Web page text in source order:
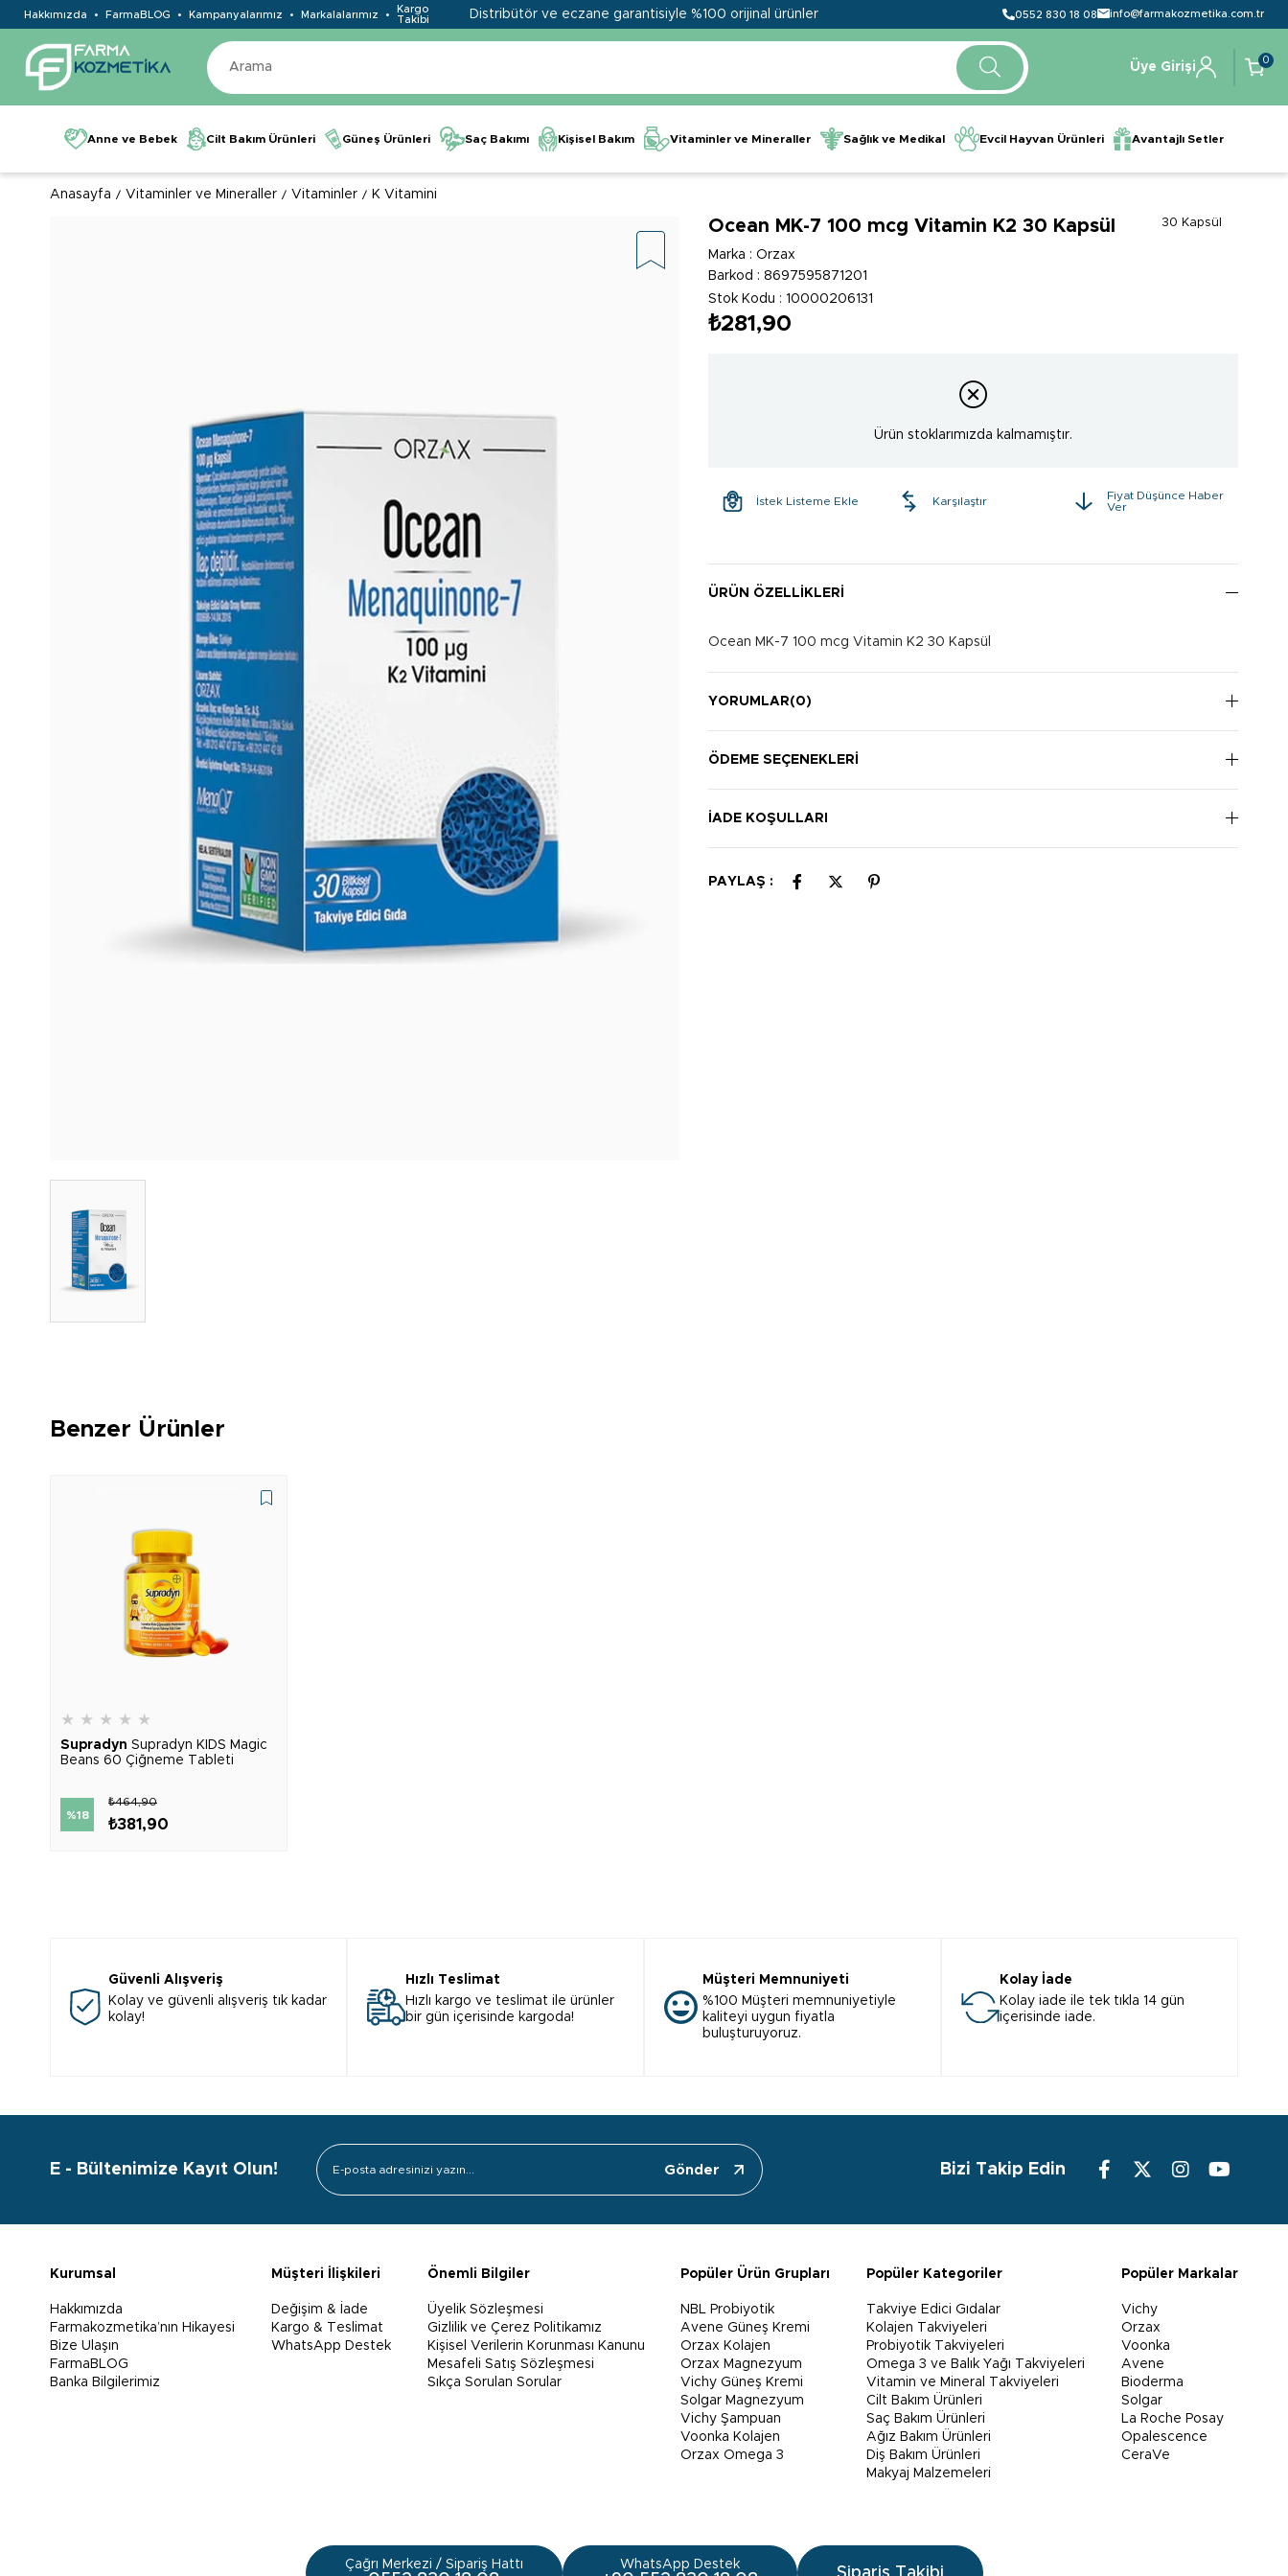
Hakkımızda FarmaBLOG Kampanyalarımız Markalalarımız
Kargo
Takibi
Distribütör ve eczane garantisiyle %100 orijinal ürünler 0552 830 18 08 info@farmakozmetika.com.tr
Üye Girişi
0
Anne ve Bebek Cilt Bakım Ürünleri Güneş Ürünleri Saç Bakımı Kişisel Bakım Vitaminler ve Mineraller Sağlık ve Medikal Evcil Hayvan Ürünleri Avantajlı Setler
Anasayfa Vitaminler ve Mineraller Vitaminler K Vitamini
30 Kapsül
Ocean MK-7 100 mcg Vitamin K2 30 Kapsül
Marka : Orzax
Barkod : 8697595871201
Stok Kodu
10000206131
₺281,90
Ürün stoklarımızda kalmamıştır.
İstek Listeme Ekle Karşılaştır
Fiyat Düşünce Haber
Ver
ÜRÜN ÖZELLIKLERI
Ocean MK-7 100 mcg Vitamin K2 30 Kapsül
YORUMLAR(0)
ÖDEME SEÇENEKLERI
İADE KOŞULLARI
PAYLAŞ :
Benzer Ürünler
★ ★ ★ ★ ★
Supradyn Supradyn KIDS Magic
Beans 60 Çiğneme Tableti
%18
₺381,90
₺464,90
Güvenli Alışveriş
Kolay ve güvenli alışveriş tık kadar
kolay!
Hızlı Teslimat
Hızlı kargo ve teslimat ile ürünler
bir gün içerisinde kargoda!
Müşteri Memnuniyeti
%100 Müşteri memnuniyetiyle
kaliteyi uygun fiyatla
buluşturuyoruz.
Kolay İade
Kolay iade ile tek tıkla 14 gün
içerisinde iade.
E - Bültenimize Kayıt Olun! Gönder Bizi Takip Edin
Kurumsal
Hakkımızda
Farmakozmetika’nın Hikayesi
Bize Ulaşın
FarmaBLOG
Banka Bilgilerimiz
Müşteri İlişkileri
Değişim & İade
Kargo & Teslimat
WhatsApp Destek
Önemli Bilgiler
Üyelik Sözleşmesi
Gizlilik ve Çerez Politikamız
Kişisel Verilerin Korunması Kanunu
Mesafeli Satış Sözleşmesi
Sıkça Sorulan Sorular
Popüler Ürün Grupları
NBL Probiyotik
Avene Güneş Kremi
Orzax Kolajen
Orzax Magnezyum
Vichy Güneş Kremi
Solgar Magnezyum
Vichy Şampuan
Voonka Kolajen
Orzax Omega 3
Popüler Kategoriler
Takviye Edici Gıdalar
Kolajen Takviyeleri
Probiyotik Takviyeleri
Omega 3 ve Balık Yağı Takviyeleri
Vitamin ve Mineral Takviyeleri
Cilt Bakım Ürünleri
Saç Bakım Ürünleri
Ağız Bakım Ürünleri
Diş Bakım Ürünleri
Makyaj Malzemeleri
Popüler Markalar
Vichy
Orzax
Voonka
Avene
Bioderma
Solgar
La Roche Posay
Opalescence
CeraVe
Çağrı Merkezi / Sipariş Hattı WhatsApp Destek